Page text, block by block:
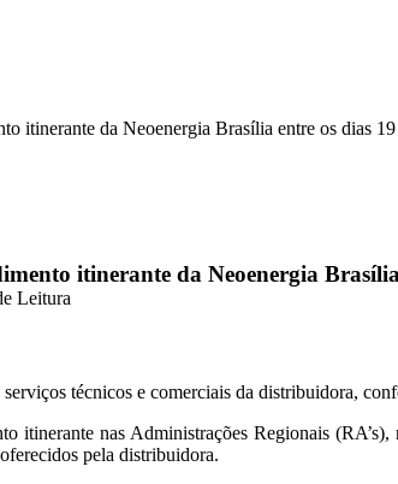
itinerante da Neoenergia Brasília entre os dias
itinerante da Neoenergia
Leitura
técnicos e comerciais da distribuidora,
itinerante nas Administrações Regionais
pela distribuidora.